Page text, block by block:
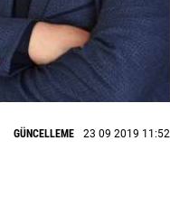
GÜNCELLEME 23 09 2019 11:52